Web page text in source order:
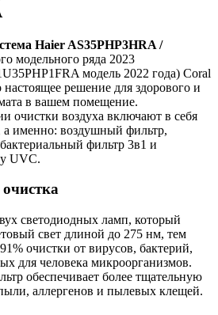
Haier AS35PHP3HRA /
модельного ряда 2023
модель 2022 года) Coral
решение для здорового и
в вашем помещение.
очистки воздуха включают в себя
а именно: воздушный фильтр,
фильтр 3в1 и
UVC.
светодиодных ламп, который
свет длиной до 275 нм, тем
очистки от вирусов, бактерий,
для человека микроорганизмов.
обеспечивает более тщательную
аллергенов и пылевых клещей.